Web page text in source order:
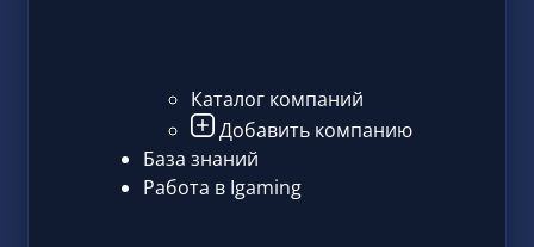
Каталог компаний
Добавить компанию
База знаний
Работа в Igaming